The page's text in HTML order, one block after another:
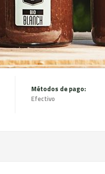
Métodos de pago:
Efectivo